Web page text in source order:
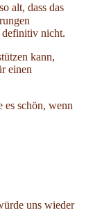
alt, dass das
definitiv nicht.
kann,
einen
es schön, wenn
uns wieder